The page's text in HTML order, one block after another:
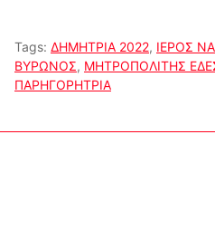
Tags: ΔΗΜΗΤΡΙΑ 2022, ΙΕΡΟΣ
ΒΥΡΩΝΟΣ, ΜΗΤΡΟΠΟΛΙΤΗΣ
ΠΑΡΗΓΟΡΗΤΡΙΑ